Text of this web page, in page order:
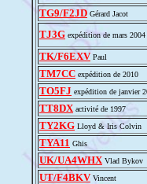
TG9/F2JD Gérard Jacot
TJ3G expédition de mars 2004
TK/F6EXV Paul
TM7CC expédition de 2010
TO5FJ expédition de janvier
TT8DX activité de 1997
TY2KG Lloyd & Iris Colvin
TYA11 Ghis
UK/UA4WHX Vlad Bykov
UT/F4BKV Vincent